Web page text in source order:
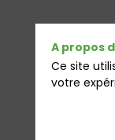
A propos
Ce site
votre